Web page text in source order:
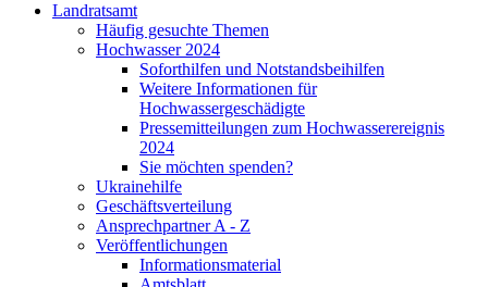
Landratsamt
Häufig gesuchte Themen
Hochwasser 2024
Soforthilfen und Notstandsbeihilfen
Weitere Informationen für
Hochwassergeschädigte
Pressemitteilungen zum Hochwasserereignis
2024
Sie möchten spenden?
Ukrainehilfe
Geschäftsverteilung
Ansprechpartner A - Z
Veröffentlichungen
Informationsmaterial